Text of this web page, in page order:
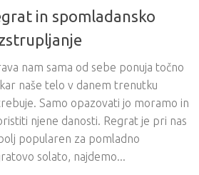
in spomladansko
nam sama od sebe ponuja točno
naše telo v danem trenutku
Samo opazovati jo moramo in
njene danosti. Regrat je pri nas
popularen za pomladno
solato, najdemo...